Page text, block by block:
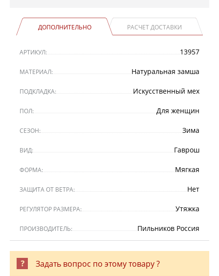
ДОПОЛНИТЕЛЬНО РАСЧЕТ ДОСТАВКИ
АРТИКУЛ: 13957
МАТЕРИАЛ: Натуральная замша
ПОДКЛАДКА: Искусственный мех
ПОЛ: Для женщин
СЕЗОН: Зима
ВИД: Гаврош
ФОРМА: Мягкая
ЗАЩИТА ОТ ВЕТРА: Нет
РЕГУЛЯТОР РАЗМЕРА: Утяжка
ПРОИЗВОДИТЕЛЬ: Пильников Россия
Задать вопрос по этому товару ?